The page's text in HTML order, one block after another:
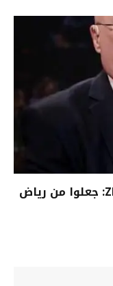
جوزيف أبو فاضل يفتح النار عبر ZNN: جعلوا من رياض